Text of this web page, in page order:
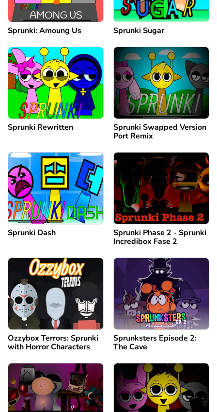
Sprunki: Amoung Us Sprunki Sugar
Sprunki Rewritten
Sprunki Swapped Version
Port Remix
Sprunki Dash
Sprunki Phase 2 - Sprunki
Incredibox Fase 2
Ozzybox Terrors: Sprunki
with Horror Characters
Sprunksters Episode 2:
The Cave